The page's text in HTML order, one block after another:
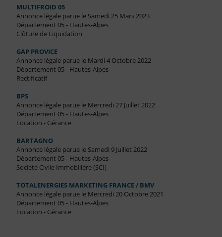
MULTIFROID 05
Annonce légale parue le Samedi 25 Mars 2023
Département 05 - Hautes-Alpes
Clôture de Liquidation
GAP PROVICE
Annonce légale parue le Mardi 4 Octobre 2022
Département 05 - Hautes-Alpes
Rectificatif
BPS
Annonce légale parue le Mercredi 27 Juillet 2022
Département 05 - Hautes-Alpes
Location - Gérance
BARTAGNO
Annonce légale parue le Samedi 9 Juillet 2022
Département 05 - Hautes-Alpes
Société Civile Immobilière (SCI)
TOTALENERGIES MARKETING FRANCE / BMV
Annonce légale parue le Mercredi 20 Octobre 2021
Département 05 - Hautes-Alpes
Location - Gérance